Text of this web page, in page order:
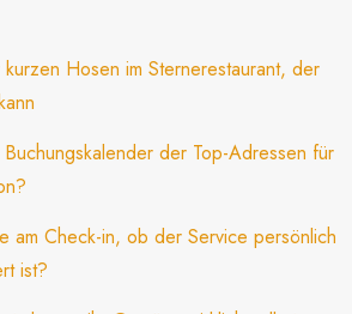
Hosen im Sternerestaurant, der
der Top-Adressen für
am Check-in, ob der Service persönlich
ist?